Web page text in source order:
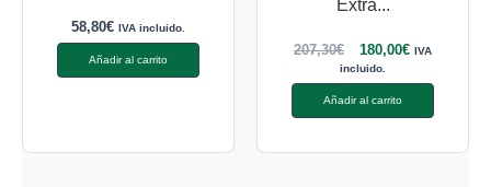
58,80€ IVA incluido.
Añadir al carrito
Extra...
207,30€ 180,00€ IVA
incluido.
Añadir al carrito